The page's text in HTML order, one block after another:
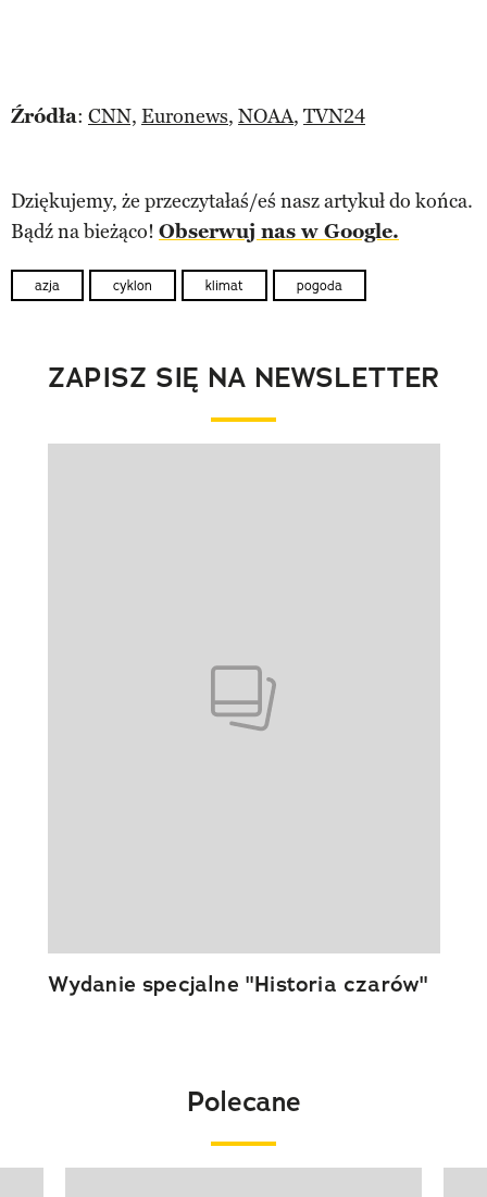
Źródła: CNN, Euronews, NOAA, TVN24
Dziękujemy, że przeczytałaś/eś nasz artykuł do końca.
Bądź na bieżąco! Obserwuj nas w Google.
azja cyklon klimat pogoda
ZAPISZ SIĘ NA NEWSLETTER
Wydanie specjalne "Historia czarów"
Polecane